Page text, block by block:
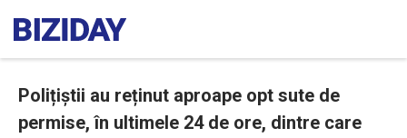
Polițiștii au reținut aproape opt sute de
permise, în ultimele 24 de ore, dintre care